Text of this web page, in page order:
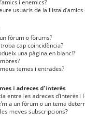
i enemics?
usuaris de la llista d’amics
fòrum o fòrums?
cap coincidència?
una pàgina en blanc!?
temes i entrades?
i adreces d’interès
entre les adreces d’interès i
a un fòrum o un tema
meves subscripcions?